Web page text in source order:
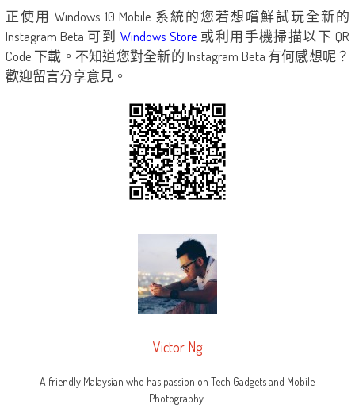
正使用 Windows 10 Mobile 系統的您若想嚐鮮試玩全新的
Instagram Beta 可到 Windows Store 或利用手機掃描以下 QR
Code 下載。不知道您對全新的 Instagram Beta 有何感想呢？
歡迎留言分享意見。
Victor Ng
A friendly Malaysian who has passion on Tech Gadgets and Mobile
Photography.